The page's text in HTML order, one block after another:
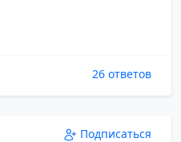
26 ответов
Подписаться